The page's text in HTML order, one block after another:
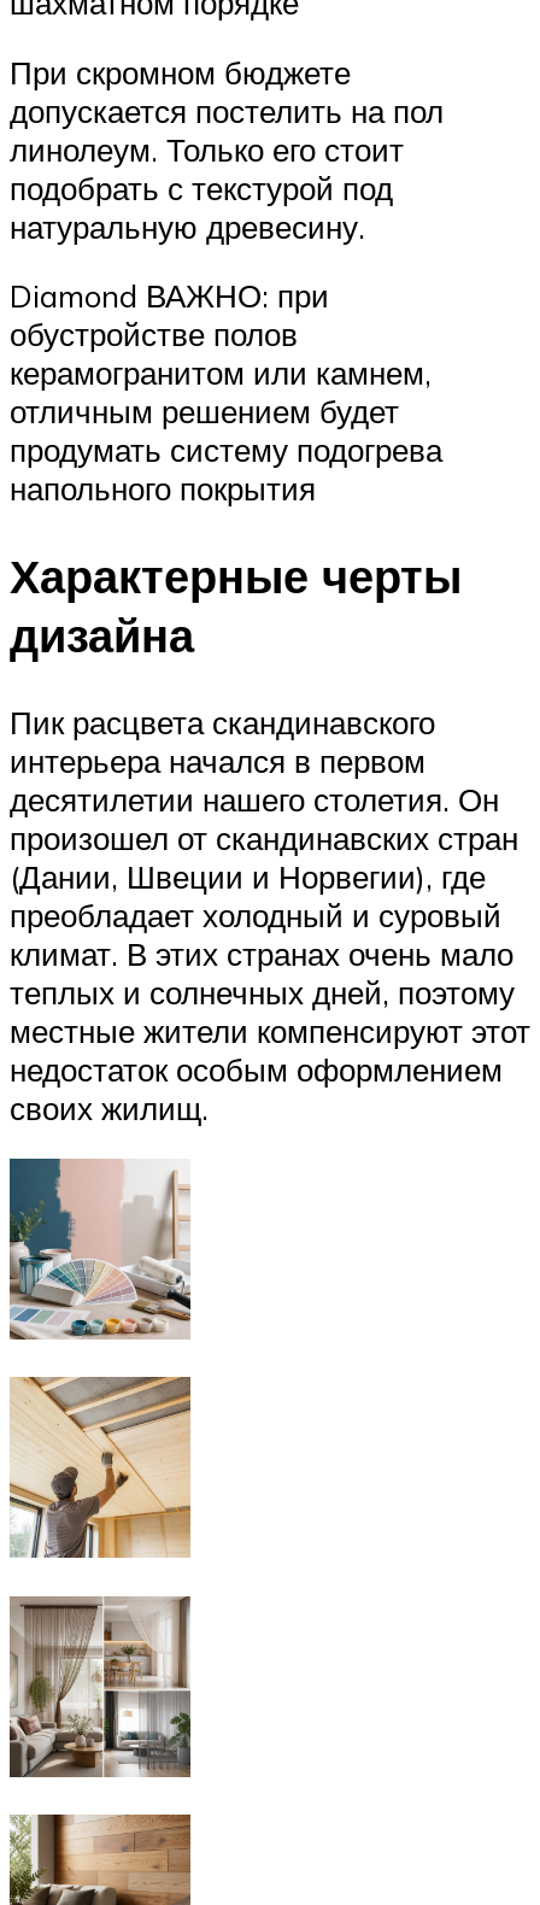
При скромном бюджете
допускается постелить на пол
линолеум. Только его стоит
подобрать с текстурой под
натуральную древесину.
Diamond ВАЖНО: при
обустройстве полов
керамогранитом или камнем,
отличным решением будет
продумать систему подогрева
напольного покрытия
Характерные черты
дизайна
Пик расцвета скандинавского
интерьера начался в первом
десятилетии нашего столетия. Он
произошел от скандинавских стран
(Дании, Швеции и Норвегии), где
преобладает холодный и суровый
климат. В этих странах очень мало
теплых и солнечных дней, поэтому
местные жители компенсируют этот
недостаток особым оформлением
своих жилищ.